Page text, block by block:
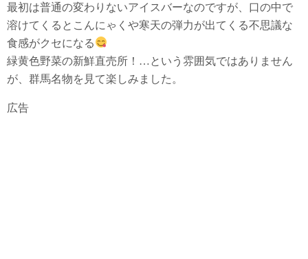
最初は普通の変わりないアイスバーなのですが、口の中で
溶けてくるとこんにゃくや寒天の弾力が出てくる不思議な
食感がクセになる
緑黄色野菜の新鮮直売所！…という雰囲気ではありません
が、群馬名物を見て楽しみました。
広告